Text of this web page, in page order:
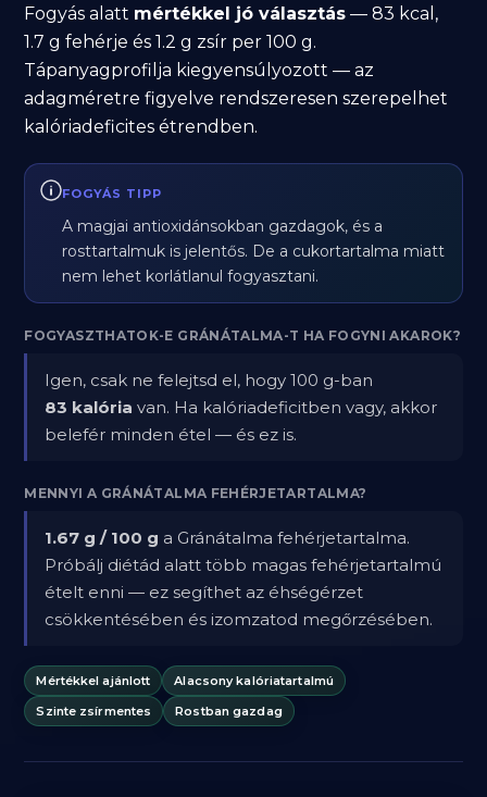
Fogyás alatt mértékkel jó választás — 83 kcal,
1.7 g fehérje és 1.2 g zsír per 100 g.
Tápanyagprofilja kiegyensúlyozott — az
adagméretre figyelve rendszeresen szerepelhet
kalóriadeficites étrendben.
FOGYÁS TIPP
A magjai antioxidánsokban gazdagok, és a
rosttartalmuk is jelentős. De a cukortartalma miatt
nem lehet korlátlanul fogyasztani.
FOGYASZTHATOK-E GRÁNÁTALMA-T HA FOGYNI AKAROK?
Igen, csak ne felejtsd el, hogy 100 g-ban
83 kalória van. Ha kalóriadeficitben vagy, akkor
belefér minden étel — és ez is.
MENNYI A GRÁNÁTALMA FEHÉRJETARTALMA?
1.67 g / 100 g a Gránátalma fehérjetartalma.
Próbálj diétád alatt több magas fehérjetartalmú
ételt enni — ez segíthet az éhségérzet
csökkentésében és izomzatod megőrzésében.
Mértékkel ajánlott
Alacsony kalóriatartalmú
Szinte zsírmentes
Rostban gazdag